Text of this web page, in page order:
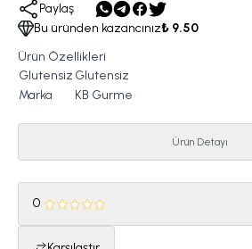
Paylaş
Bu üründen kazancınız₺ 9.50
Ürün Özellikleri
Glutensiz Glutensiz
Marka
KB Gurme
Ürün Detayı
0